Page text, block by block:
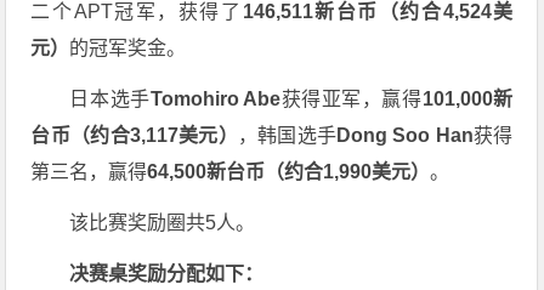
二个APT冠军，获得了 146,511新台币（约合4,524美
元） 的冠军奖金。
日本选手Tomohiro Abe获得亚军，赢得101,000新
台币（约合3,117美元）
，韩国选手Dong Soo Han获得
第三名，赢得64,500新台币（约合1,990美元）。
该比赛奖励圈共5人。
决赛桌奖励分配如下：